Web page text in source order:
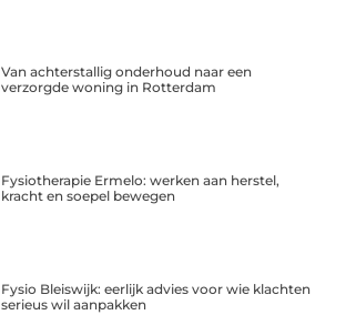
Van achterstallig onderhoud naar een
verzorgde woning in Rotterdam
Fysiotherapie Ermelo: werken aan herstel,
kracht en soepel bewegen
Fysio Bleiswijk: eerlijk advies voor wie klachten
serieus wil aanpakken